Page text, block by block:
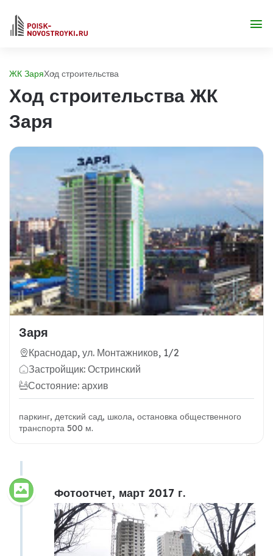
ЖК ЗаряХод строительства
Ход строительства ЖК
Заря
Заря
Краснодар, ул. Монтажников, 1/2
Застройщик: Остринский
Состояние: архив
паркинг, детский сад, школа, остановка общественного
транспорта 500 м.
Фотоотчет, март 2017 г.